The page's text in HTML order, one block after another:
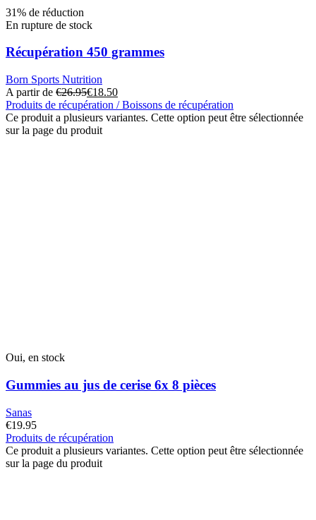
31% de réduction
En rupture de stock
Récupération 450 grammes
Born Sports Nutrition
A partir de €26.95€18.50
Produits de récupération / Boissons de récupération
Ce produit a plusieurs variantes. Cette option peut être sélectionnée
sur la page du produit
Oui, en stock
Gummies au jus de cerise 6x 8 pièces
Sanas
€19.95
Produits de récupération
Ce produit a plusieurs variantes. Cette option peut être sélectionnée
sur la page du produit